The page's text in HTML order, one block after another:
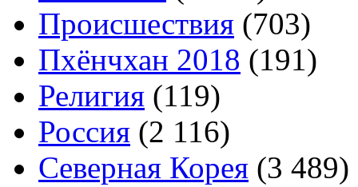
Происшествия (703)
Пхёнчхан 2018 (191)
Религия (119)
Россия (2 116)
Северная Корея (3 489)